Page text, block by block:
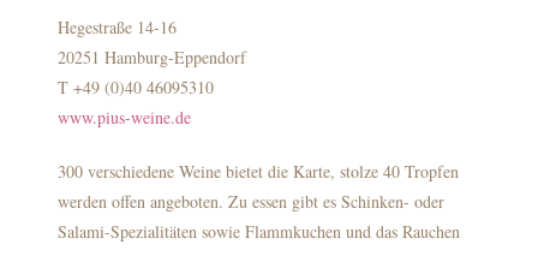
Hegestraße 14-16
20251 Hamburg-Eppendorf
T +49 (0)40 46095310
www.pius-weine.de
300 verschiedene Weine bietet die Karte, stolze 40 Tropfen
werden offen angeboten. Zu essen gibt es Schinken- oder
Salami-Spezialitäten sowie Flammkuchen und das Rauchen